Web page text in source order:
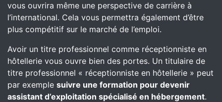
vous ouvrira même une perspective de carrière à
l’international. Cela vous permettra également d’être
plus compétitif sur le marché de l’emploi.
Avoir un titre professionnel comme réceptionniste en
hôtellerie vous ouvre bien des portes. Un titulaire de
titre professionnel « réceptionniste en hôtellerie » peut
par exemple suivre une formation pour devenir
assistant d’exploitation spécialisé en hébergement.